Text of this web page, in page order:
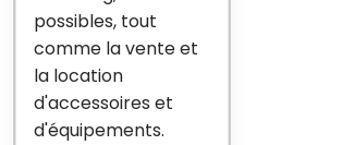
possibles, tout
comme la vente et
la location
d'accessoires et
d'équipements.